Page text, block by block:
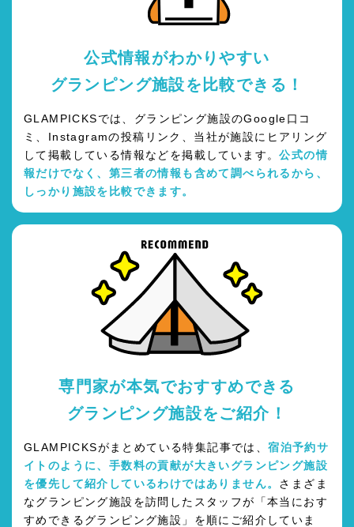
公式情報がわかりやすい
グランピング施設を比較できる！
GLAMPICKSでは、グランピング施設のGoogle口コ
ミ、Instagramの投稿リンク、当社が施設にヒアリング
して掲載している情報などを掲載しています。公式の情
報だけでなく、第三者の情報も含めて調べられるから、
しっかり施設を比較できます。
専門家が本気でおすすめできる
グランピング施設をご紹介！
GLAMPICKSがまとめている特集記事では、宿泊予約サ
イトのように、手数料の貢献が大きいグランピング施設
を優先して紹介しているわけではありません。 さまざま
なグランピング施設を訪問したスタッフが「本当におす
すめできるグランピング施設」を順にご紹介していま